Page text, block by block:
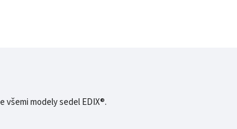
všemi modely sedel EDIX®.